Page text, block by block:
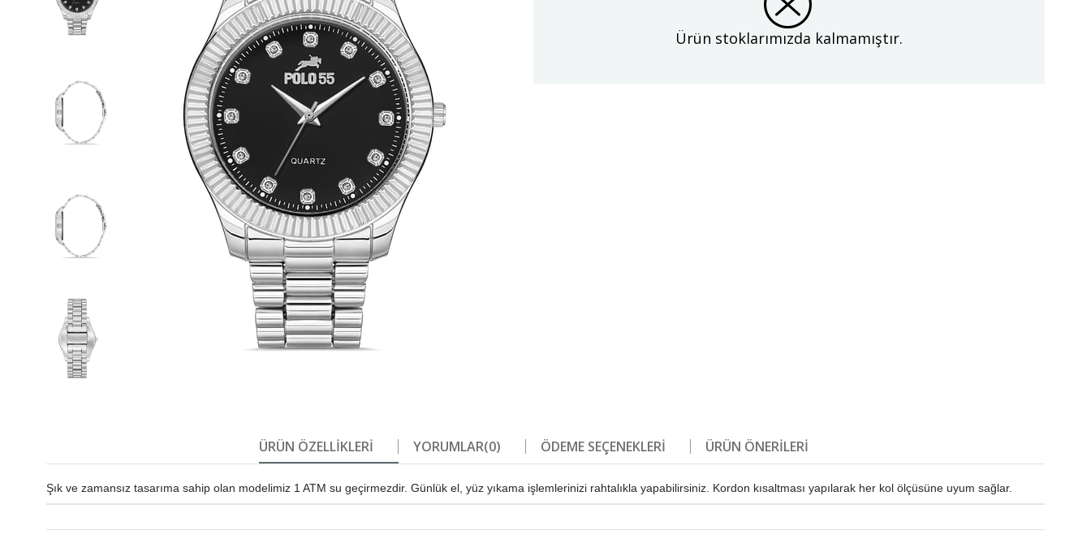
Ürün stoklarımızda kalmamıştır.
ÜRÜN ÖZELLIKLERI YORUMLAR(0) ÖDEME SEÇENEKLERI ÜRÜN ÖNERILERI
Şık ve zamansız tasarıma sahip olan modelimiz 1 ATM su geçirmezdir. Günlük el, yüz yıkama işlemlerinizi rahtalıkla yapabilirsiniz. Kordon kısaltması yapılarak her kol ölçüsüne uyum sağlar.